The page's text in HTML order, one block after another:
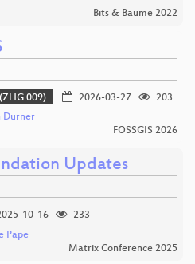
Bits & Bäume 2022
009) 2026-03-27
203
Durner
FOSSGIS 2026
Updates
10-16
233
Pape
Matrix Conference 2025